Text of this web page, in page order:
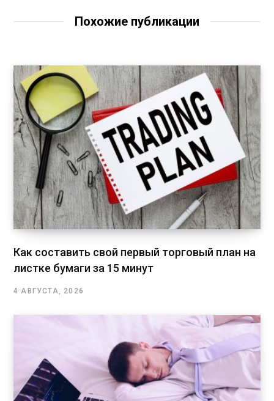
Похожие публикации
Как составить свой первый торговый план на
листке бумаги за 15 минут
4 АВГУСТА, 2026